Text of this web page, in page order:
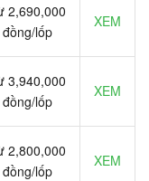
2,690,000
đồng/lốp
XEM
3,940,000
đồng/lốp
XEM
2,800,000
đồng/lốp
XEM